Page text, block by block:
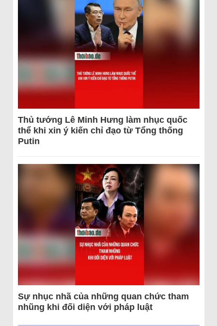
Thủ tướng Lê Minh Hưng làm nhục quốc
thể khi xin ý kiến chỉ đạo từ Tổng thống
Putin
Sự nhục nhã của những quan chức tham
nhũng khi đối diện với pháp luật